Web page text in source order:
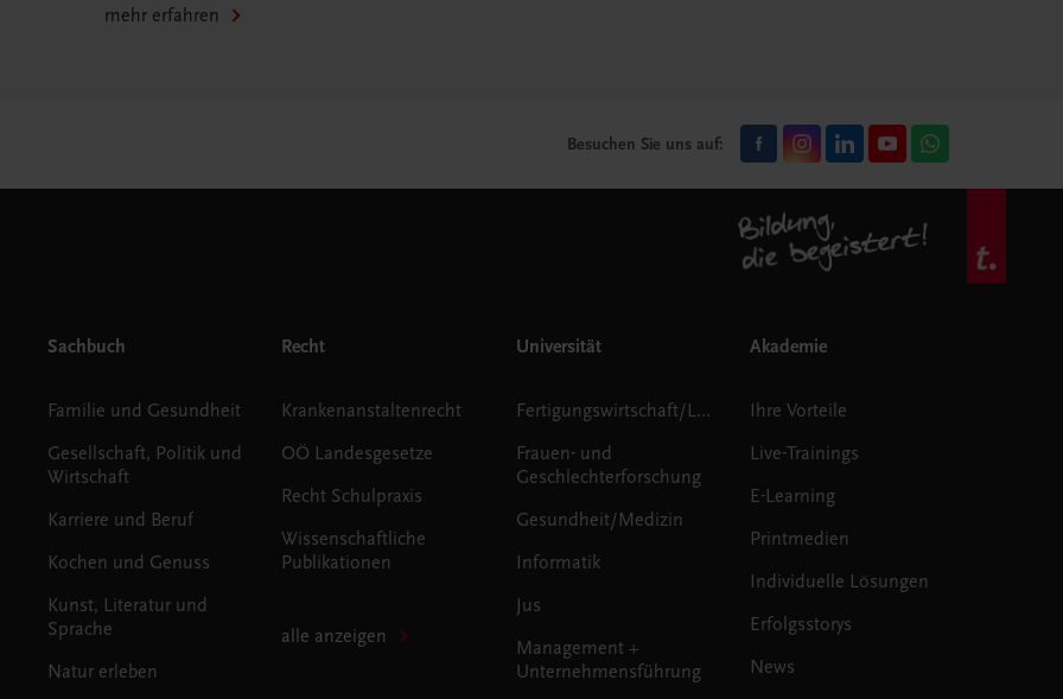
mehr erfahren
Besuchen Sie uns auf:
Sachbuch
Familie und Gesundheit
Gesellschaft, Politik und
Wirtschaft
Karriere und Beruf
Kochen und Genuss
Kunst, Literatur und
Sprache
Natur erleben
Recht
Krankenanstaltenrecht
OÖ Landesgesetze
Recht Schulpraxis
Wissenschaftliche
Publikationen
alle anzeigen
Universität
Fertigungswirtschaft/Logistik
Frauen- und
Geschlechterforschung
Gesundheit/Medizin
Informatik
Jus
Management +
Unternehmensführung
Akademie
Ihre Vorteile
Live-Trainings
E-Learning
Printmedien
Individuelle Lösungen
Erfolgsstorys
News